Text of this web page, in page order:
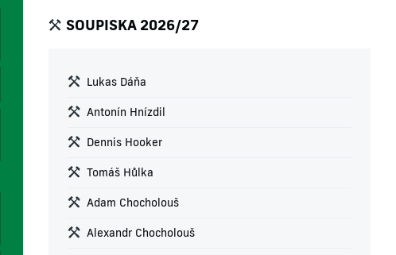
SOUPISKA 2026/27
Lukas Dáňa
Antonín Hnízdil
Dennis Hooker
Tomáš Hůlka
Adam Chocholouš
Alexandr Chocholouš